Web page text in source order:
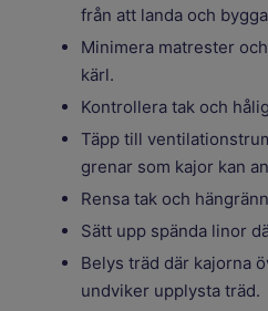
från att landa och
Minimera matrester
kärl.
Kontrollera tak och
Täpp till
grenar som kajor kan
Rensa tak och
Sätt upp spända linor
Belys träd där kajorna
undviker upplysta träd.